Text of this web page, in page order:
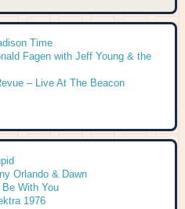
Time
Fagen with Jeff Young & the
‎– Live At The Beacon
Orlando & Dawn
Be With You
1976